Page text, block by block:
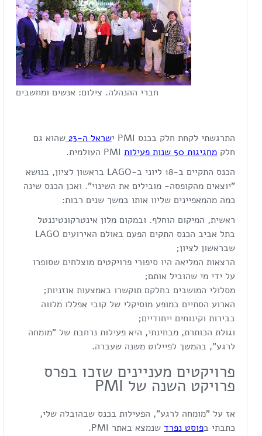
חברי ההנהלה. צילום: אנשים ומחשבים
התרגשתי לקחת חלק בכנס PMI י שראל ה-23
שהוא גם
חלק מחגיגות 50 שנות פעילות
הכנס התקיים ב-18 ליוני ב-LAGO בראשון לציון, בנושא
"יוצאים מהקופסה- מובילים את השינוי". ואכן הכנס שינה
כמה מהמאפיינים שליוו אותו במשך שנים רבות:
ראשית, המיקום הוחלף. ובמקום מלון אינטרקונטיננטל
בתל אביב הכנס התקים הפעם באולם האירועים LAGO
שבראשון לציון;
הרצאות המליאה היו סיפורי פרויקטים מוצלחים שסופרו
על ידי מי שהוביל אותם;
מסלולי המושבים בחלקם תוקשרו באמצעות אוזניות;
הארוע הסתיים במופע מוסיקלי של קובי אפללו מלווה
בבירות וקינוחים ייחודיים;
וגולת הכותרת, מבחינתי, היא פעילות נרחבת של "מומחה
לרגע", בהמשך לפיילוט משנה שעברה.
פרויקטים מעניינים שזכו בפרס
פרויקט השנה של PMI
אז על "מומחה לרגע", הפעילות בכנס שבהובלה שלי,
כתבתי בפוסט נפרד שנמצא באתר PMI.